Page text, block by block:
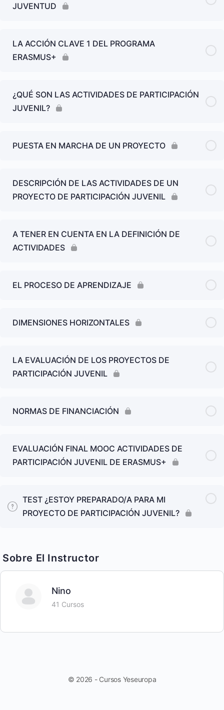
JUVENTUD
LA ACCIÓN CLAVE 1 DEL PROGRAMA
ERASMUS+
¿QUÉ SON LAS ACTIVIDADES DE PARTICIPACIÓN
JUVENIL?
PUESTA EN MARCHA DE UN PROYECTO
DESCRIPCIÓN DE LAS ACTIVIDADES DE UN
PROYECTO DE PARTICIPACIÓN JUVENIL
A TENER EN CUENTA EN LA DEFINICIÓN DE
ACTIVIDADES
EL PROCESO DE APRENDIZAJE
DIMENSIONES HORIZONTALES
LA EVALUACIÓN DE LOS PROYECTOS DE
PARTICIPACIÓN JUVENIL
NORMAS DE FINANCIACIÓN
EVALUACIÓN FINAL MOOC ACTIVIDADES DE
PARTICIPACIÓN JUVENIL DE ERASMUS+
TEST ¿ESTOY PREPARADO/A PARA MI
PROYECTO DE PARTICIPACIÓN JUVENIL?
Sobre El Instructor
Nino
41 Cursos
© 2026 - Cursos Yeseuropa